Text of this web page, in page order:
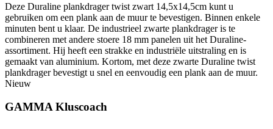
Deze Duraline plankdrager twist zwart 14,5x14,5cm kunt u
gebruiken om een plank aan de muur te bevestigen. Binnen enkele
minuten bent u klaar. De industrieel zwarte plankdrager is te
combineren met andere stoere 18 mm panelen uit het Duraline-
assortiment. Hij heeft een strakke en industriële uitstraling en is
gemaakt van aluminium. Kortom, met deze zwarte Duraline twist
plankdrager bevestigt u snel en eenvoudig een plank aan de muur.
Nieuw
GAMMA Kluscoach